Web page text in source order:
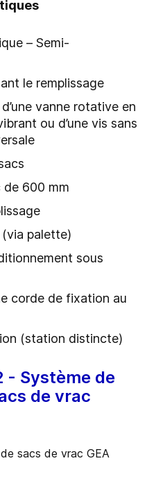
– Semi-
le remplissage
vanne rotative en
ou d’une vis sans
de 600 mm
palette)
sous
corde de fixation au
(station distincte)
- Système de
de vrac